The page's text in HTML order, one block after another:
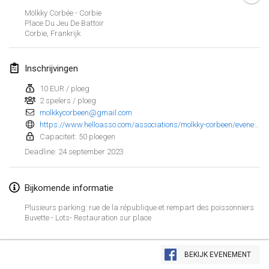
Weergave lijst
Mölkky Corbée - Corbie
Place Du Jeu De Battoir
Corbie, Frankrijk
Inschrijvingen
10 EUR / ploeg
2 spelers / ploeg
molkkycorbeen@gmail.com
Capaciteit: 50 ploegen
Deadline: 24 september 2023
Bijkomende informatie
Plusieurs parking: rue de la république et rempart des poissonniers
Buvette - Lots- Restauration sur place
BEKIJK EVENEMENT
februari 2023
4 feb. 2023
SingeliDuppeli
4 feb. 2023|Finland
SM HalliMölkky - Finnish Championship
Indoor de la CASAS
18 feb. 2023|Frankrijk